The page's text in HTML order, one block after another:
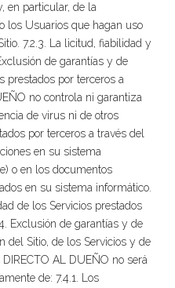
en particular, de la
los Usuarios que hagan uso
7.2.3. La licitud, fiabilidad y
de garantías y de
prestados por terceros a
no controla ni garantiza
de virus ni de otros
por terceros a través del
en su sistema
o en los documentos
en su sistema informático.
de los Servicios prestados
Exclusión de garantías y de
del Sitio, de los Servicios y de
AL DUEÑO no será
de: 7.4.1. Los